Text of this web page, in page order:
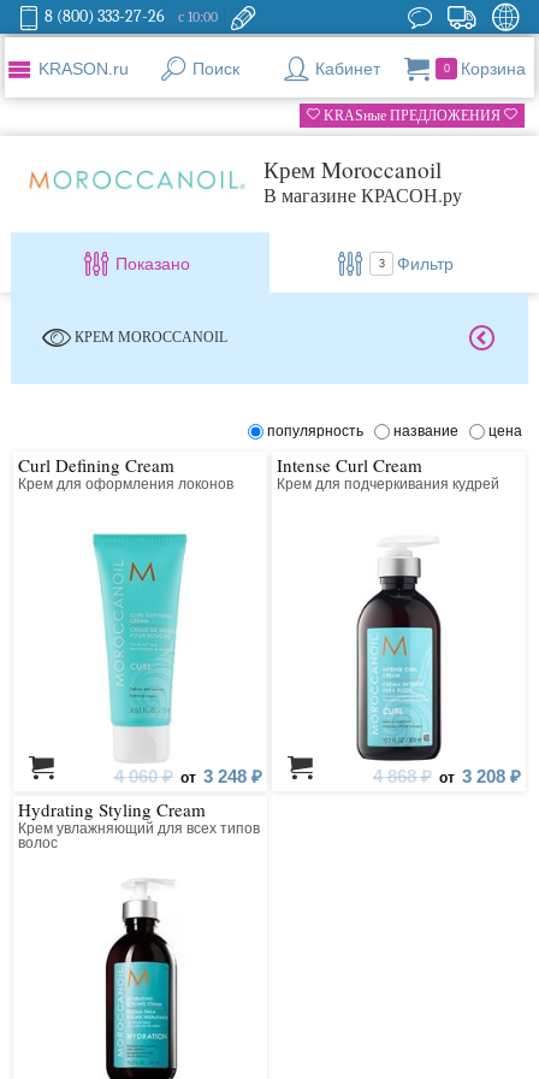
8 (800) 333-27-26 с 10:00
KRASON.ru Поиск Кабинет 0 Корзина
KRASные ПРЕДЛОЖЕНИЯ
Крем Moroccanoil
В магазине КРАСОН.ру
Показано 3 Фильтр
КРЕМ MOROCCANOIL
популярность название цена
Curl Defining Cream
Крем для оформления локонов
4 060 ₽ от 3 248 ₽
Intense Curl Cream
Крем для подчеркивания кудрей
4 868 ₽ от 3 208 ₽
Hydrating Styling Cream
Крем увлажняющий для всех типов
волос